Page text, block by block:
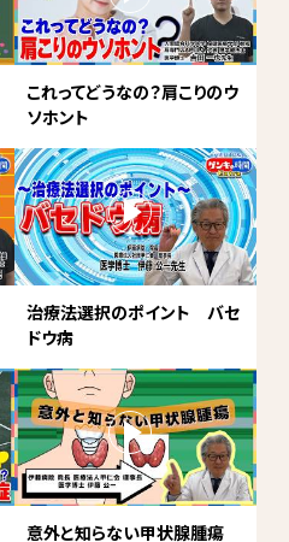
これってどうなの？肩こりのウ
ソホント
治療法選択のポイント バセ
ドウ病
意外と知らない甲状腺腫瘍